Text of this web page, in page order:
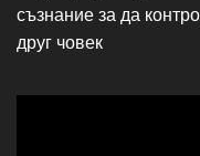
съзнание за да
друг човек